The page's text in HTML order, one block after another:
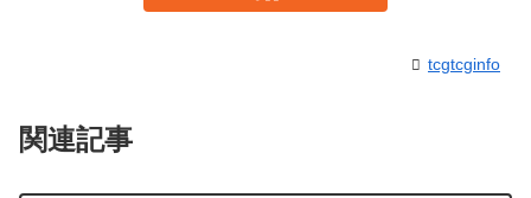
tcgtcginfo
関連記事